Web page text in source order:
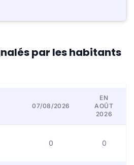
par les habitants
07/08/2026
EN
AOÛT
2026
0 0